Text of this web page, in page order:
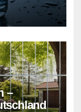
–